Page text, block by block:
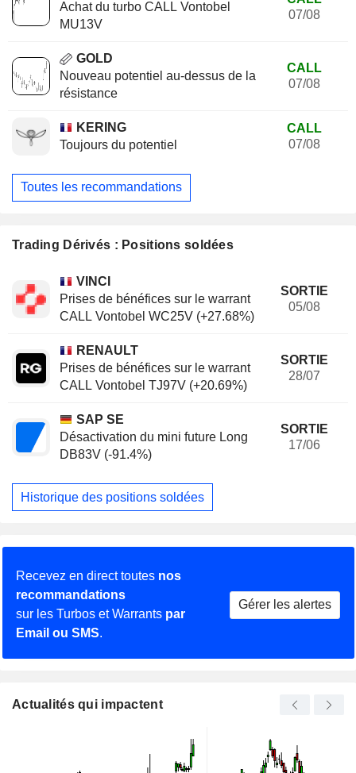
Achat du turbo CALL Vontobel
MU13V
07/08
GOLD
Nouveau potentiel au-dessus de la
résistance
CALL
07/08
KERING
Toujours du potentiel
CALL
07/08
Toutes les recommandations
Trading Dérivés : Positions soldées
VINCI
Prises de bénéfices sur le warrant
CALL Vontobel WC25V (+27.68%)
SORTIE
05/08
RENAULT
Prises de bénéfices sur le warrant
CALL Vontobel TJ97V (+20.69%)
SORTIE
28/07
SAP SE
Désactivation du mini future Long
DB83V (-91.4%)
SORTIE
17/06
Historique des positions soldées
Recevez en direct toutes nos
recommandations
sur les Turbos et Warrants par
Email ou SMS.
Gérer les alertes
Actualités qui impactent